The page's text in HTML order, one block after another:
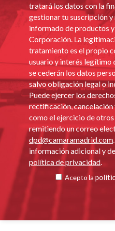
tratará los datos con la
gestionar tu suscripción
informado de productos
Corporación. La
tratamiento es el propio
usuario y interés legítimo
se cederán los datos
salvo obligación legal o
Puede ejercer los
rectificación, cancelación
como el ejercicio de
remitiendo un correo
dpd@camaramadrid.com
información adicional y
política de privacidad.
Acepto la